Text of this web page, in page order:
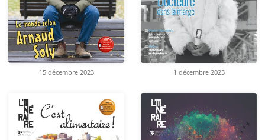
15 décembre 2023 1 décembre 2023